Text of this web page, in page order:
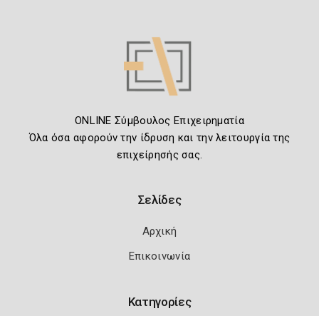
ONLINE Σύμβουλος Επιχειρηματία
Όλα όσα αφορούν την ίδρυση και την λειτουργία της
επιχείρησής σας.
Σελίδες
Αρχική
Επικοινωνία
Κατηγορίες